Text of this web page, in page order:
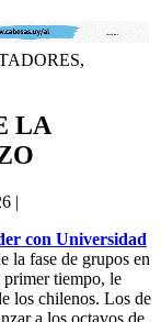
LA
|
con Universidad
la fase de grupos en
tiempo, le
los chilenos. Los de